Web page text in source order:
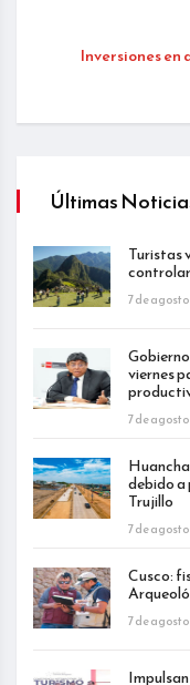
Inversiones en
Últimas
Turistas
7 de
viernes
7 de
debido a
Trujillo
7 de
Cusco:
7 de